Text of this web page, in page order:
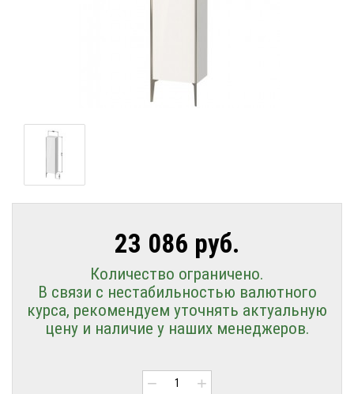
23 086 руб.
Количество ограничено.
В связи с нестабильностью валютного
курса, рекомендуем уточнять актуальную
цену и наличие у наших менеджеров.
− +